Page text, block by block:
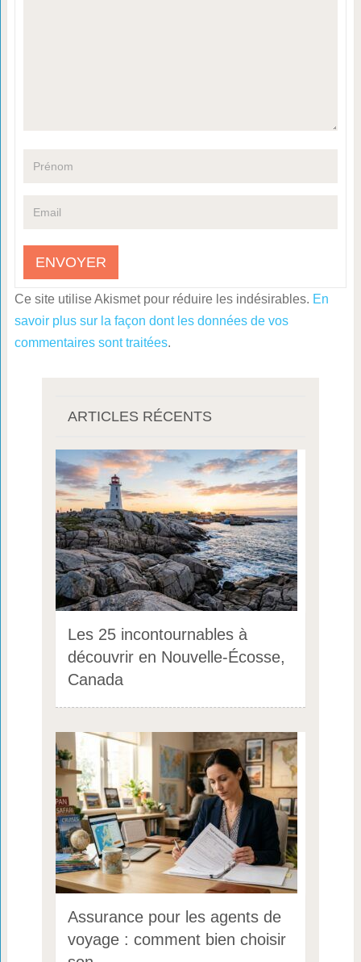
Ce site utilise Akismet pour réduire les indésirables. En
savoir plus sur la façon dont les données de vos
commentaires sont traitées.
ARTICLES RÉCENTS
Les 25 incontournables à
découvrir en Nouvelle-Écosse,
Canada
Assurance pour les agents de
voyage : comment bien choisir